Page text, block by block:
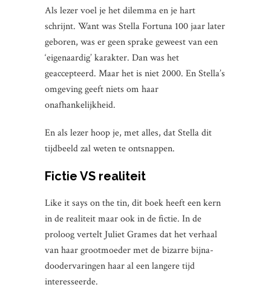
Als lezer voel je het dilemma en je hart
schrijnt. Want was Stella Fortuna 100 jaar later
geboren, was er geen sprake geweest van een
‘eigenaardig’ karakter. Dan was het
geaccepteerd. Maar het is niet 2000. En Stella’s
omgeving geeft niets om haar
onafhankelijkheid.
En als lezer hoop je, met alles, dat Stella dit
tijdbeeld zal weten te ontsnappen.
Fictie VS realiteit
Like it says on the tin, dit boek heeft een kern
in de realiteit maar ook in de fictie. In de
proloog vertelt Juliet Grames dat het verhaal
van haar grootmoeder met de bizarre bijna-
doodervaringen haar al een langere tijd
interesseerde.